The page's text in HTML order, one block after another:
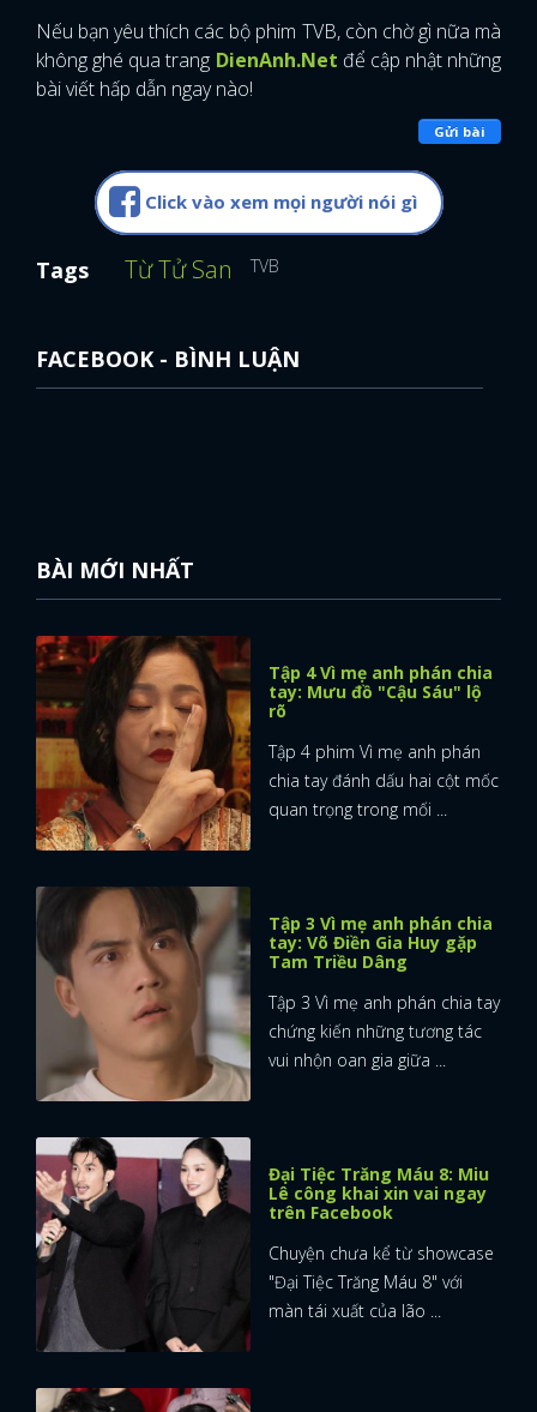
Nếu bạn yêu thích các bộ phim TVB, còn chờ gì nữa mà
không ghé qua trang DienAnh.Net để cập nhật những
bài viết hấp dẫn ngay nào!
Gửi bài
Click vào xem mọi người nói gì
Tags Từ Tử San TVB
FACEBOOK - BÌNH LUẬN
BÀI MỚI NHẤT
Tập 4 Vì mẹ anh phán chia
tay: Mưu đồ "Cậu Sáu" lộ
rõ
Tập 4 phim Vì mẹ anh phán
chia tay đánh dấu hai cột mốc
quan trọng trong mối ...
Tập 3 Vì mẹ anh phán chia
tay: Võ Điền Gia Huy gặp
Tam Triều Dâng
Tập 3 Vì mẹ anh phán chia tay
chứng kiến những tương tác
vui nhộn oan gia giữa ...
Đại Tiệc Trăng Máu 8: Miu
Lê công khai xin vai ngay
trên Facebook
Chuyện chưa kể từ showcase
"Đại Tiệc Trăng Máu 8" với
màn tái xuất của lão ...